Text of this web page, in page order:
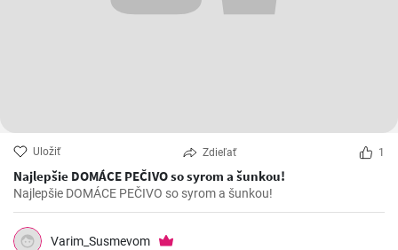
Uložiť Zdieľať 1
Najlepšie DOMÁCE PEČIVO so syrom a šunkou!
Najlepšie DOMÁCE PEČIVO so syrom a šunkou!
Varim_Susmevom